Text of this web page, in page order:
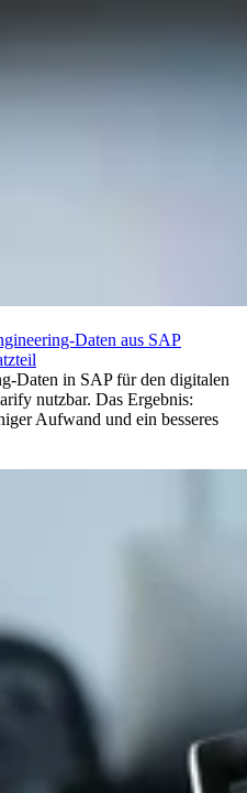
Daten aus SAP
Daten in SAP für den digitalen
nutzbar. Das Ergebnis:
Aufwand und ein besseres